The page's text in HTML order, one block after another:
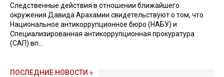
Следственные действия в отношении ближайшего
окружения Давида Арахамии свидетельствуют о том, что
Национальное антикоррупционное бюро (НАБУ) и
Специализированная антикоррупционная прокуратура
(САП) вп...
ПОСЛЕДНИЕ НОВОСТИ »